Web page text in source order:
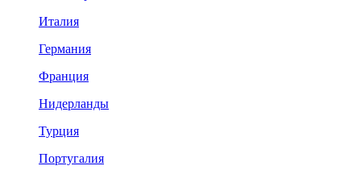
Италия
Германия
Франция
Нидерланды
Турция
Португалия